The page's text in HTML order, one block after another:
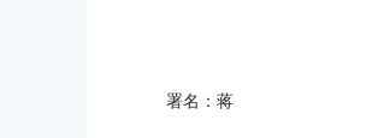
署名：蒋